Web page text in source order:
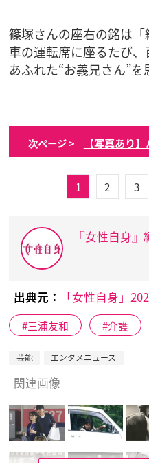
篠塚さんの座右の銘は
車の運転席に座るたび
あふれた“お義兄さん”を
次ページ > 【写真あり
1 2 3
『女性自身』
出典元： 「女性自身」
三浦友和 介護
芸能 エンタメニュース
関連画像